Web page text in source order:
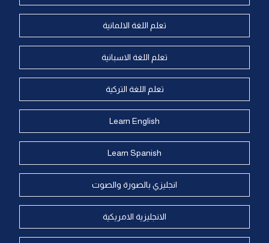
تعلم اللغة الالمانية
تعلم اللغة الاسبانية
تعلم اللغة التركية
Learn English
Learn Spanish
انجليزي بالصورة والصوت
الانجليزية الامريكية